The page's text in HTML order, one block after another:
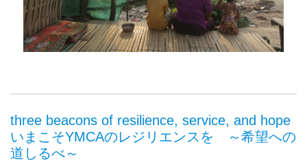
three beacons of resilience, service, and hope
いまこそYMCAのレジリエンスを ～希望への
道しるべ～